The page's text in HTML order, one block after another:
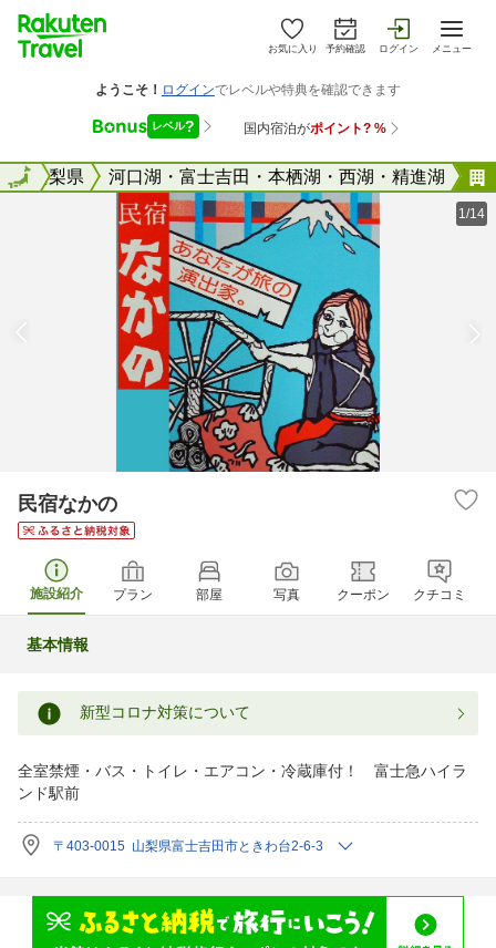
お気に入り 予約確認 ログイン メニュー
全国 山梨県 河口湖・富士吉田・本栖湖・西湖・精進湖
全国
1/14
民宿なかの
施設紹介 プラン 部屋 写真 クーポン クチコミ
基本情報
新型コロナ対策について
全室禁煙・バス・トイレ・エアコン・冷蔵庫付！ 富士急ハイラ
ンド駅前
〒403-0015 山梨県富士吉田市ときわ台2-6-3